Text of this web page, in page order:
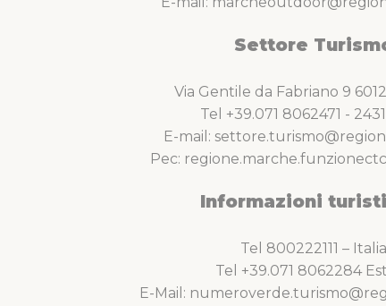
Settore
Via Gentile da Fabriano 9
Tel +39.071 8062471 - 2431
E-mail:
Pec:
Informazioni
Tel 800222111 – Italia
Tel +39.071 8062284
E-Mail: